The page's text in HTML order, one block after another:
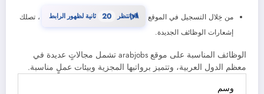
من خِلال التسجيل في الموقع ⏳انتظر 20 ثانية لظهور الرابط
، تصلك
إشعارات الوظائف الجديدة.
الوظائف المناسبة على موقع arabjobs تشمل مجالاتٍ عديدة في
معظم الدول العربية، وتتميز برواتبها المجزية وبيئات عملٍ مناسبة.
وسم